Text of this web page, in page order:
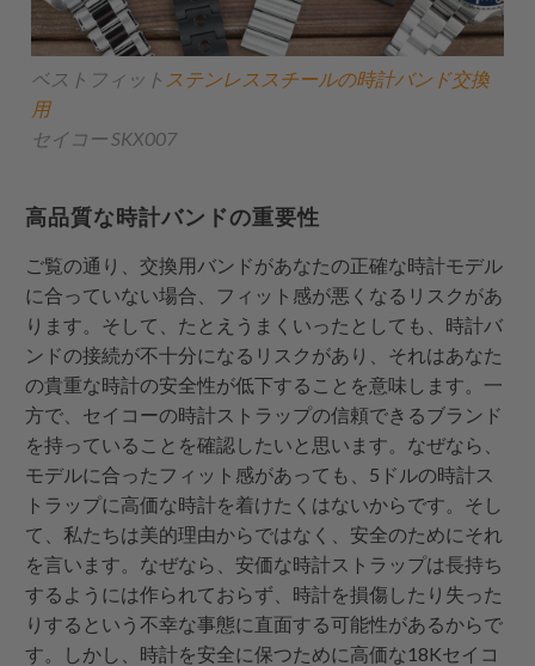
ベストフィット ステンレススチールの時計バンド交換
用
セイコー SKX007
高品質な時計バンドの重要性
ご覧の通り、交換用バンドがあなたの正確な時計モデル
に合っていない場合、フィット感が悪くなるリスクがあ
ります。そして、たとえうまくいったとしても、時計バ
ンドの接続が不十分になるリスクがあり、それはあなた
の貴重な時計の安全性が低下することを意味します。一
方で、セイコーの時計ストラップの信頼できるブランド
を持っていることを確認したいと思います。なぜなら、
モデルに合ったフィット感があっても、5ドルの時計ス
トラップに高価な時計を着けたくはないからです。そし
て、私たちは美的理由からではなく、安全のためにそれ
を言います。なぜなら、安価な時計ストラップは長持ち
するようには作られておらず、時計を損傷したり失った
りするという不幸な事態に直面する可能性があるからで
す。しかし、時計を安全に保つために高価な18Kセイコ